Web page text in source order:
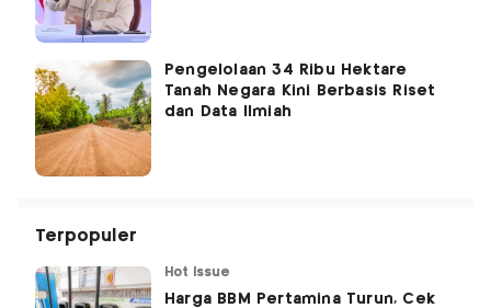
Pengelolaan 34 Ribu Hektare
Tanah Negara Kini Berbasis Riset
dan Data Ilmiah
Terpopuler
Hot Issue
Harga BBM Pertamina Turun, Cek